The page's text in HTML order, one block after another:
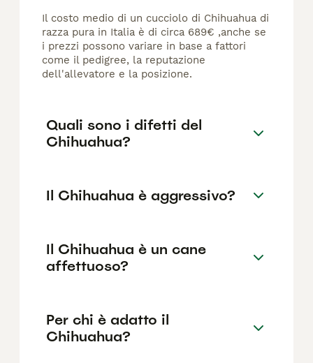
Il costo medio di un cucciolo di Chihuahua di
razza pura in Italia è di circa 689€ ,anche se
i prezzi possono variare in base a fattori
come il pedigree, la reputazione
dell'allevatore e la posizione.
Quali sono i difetti del
Chihuahua?
Il Chihuahua è aggressivo?
Il Chihuahua è un cane
affettuoso?
Per chi è adatto il
Chihuahua?